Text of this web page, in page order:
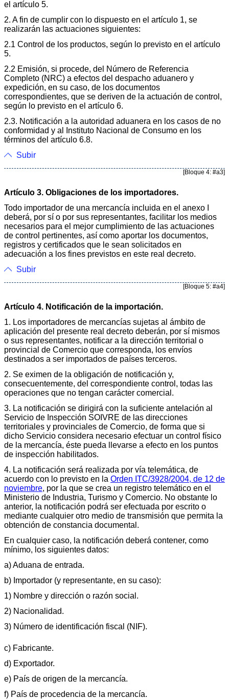
el artículo 5.
2. A fin de cumplir con lo dispuesto en el artículo 1, se
realizarán las actuaciones siguientes:
2.1 Control de los productos, según lo previsto en el artículo
5.
2.2 Emisión, si procede, del Número de Referencia
Completo (NRC) a efectos del despacho aduanero y
expedición, en su caso, de los documentos
correspondientes, que se deriven de la actuación de control,
según lo previsto en el artículo 6.
2.3. Notificación a la autoridad aduanera en los casos de no
conformidad y al Instituto Nacional de Consumo en los
términos del artículo 6.8.
Subir
[Bloque 4: #a3]
Artículo 3. Obligaciones de los importadores.
Todo importador de una mercancía incluida en el anexo I
deberá, por sí o por sus representantes, facilitar los medios
necesarios para el mejor cumplimiento de las actuaciones
de control pertinentes, así como aportar los documentos,
registros y certificados que le sean solicitados en
adecuación a los fines previstos en este real decreto.
Subir
[Bloque 5: #a4]
Artículo 4. Notificación de la importación.
1. Los importadores de mercancías sujetas al ámbito de
aplicación del presente real decreto deberán, por sí mismos
o sus representantes, notificar a la dirección territorial o
provincial de Comercio que corresponda, los envíos
destinados a ser importados de países terceros.
2. Se eximen de la obligación de notificación y,
consecuentemente, del correspondiente control, todas las
operaciones que no tengan carácter comercial.
3. La notificación se dirigirá con la suficiente antelación al
Servicio de Inspección SOIVRE de las direcciones
territoriales y provinciales de Comercio, de forma que si
dicho Servicio considera necesario efectuar un control físico
de la mercancía, éste pueda llevarse a efecto en los puntos
de inspección habilitados.
4. La notificación será realizada por vía telemática, de
acuerdo con lo previsto en la Orden ITC/3928/2004, de 12 de
noviembre, por la que se crea un registro telemático en el
Ministerio de Industria, Turismo y Comercio. No obstante lo
anterior, la notificación podrá ser efectuada por escrito o
mediante cualquier otro medio de transmisión que permita la
obtención de constancia documental.
En cualquier caso, la notificación deberá contener, como
mínimo, los siguientes datos:
a) Aduana de entrada.
b) Importador (y representante, en su caso):
1) Nombre y dirección o razón social.
2) Nacionalidad.
3) Número de identificación fiscal (NIF).
c) Fabricante.
d) Exportador.
e) País de origen de la mercancía.
f) País de procedencia de la mercancía.